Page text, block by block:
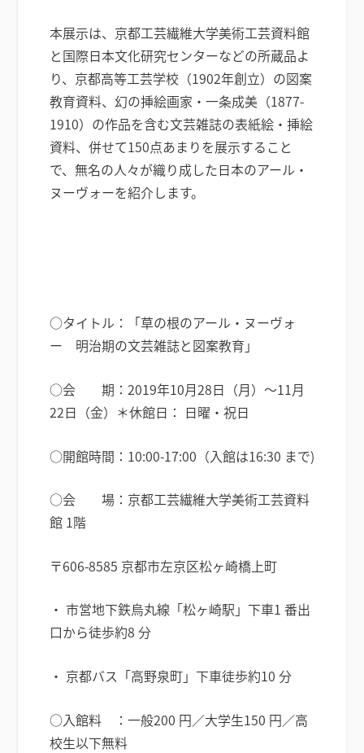
本展示は、京都工芸繊維大学美術工芸資料館
と国際日本文化研究センターなどの所蔵品よ
り、京都高等工芸学校（1902年創立）の図案
教育資料、幻の挿絵画家・一条成美（1877-
1910）の作品を含む文芸雑誌の表紙絵・挿絵
資料、併せて150点あまりを展示すること
で、無名の人々が織り成した日本のアール・
ヌーヴォーを紹介します。
○タイトル：「草の根のアール・ヌーヴォ
ー 明治期の文芸雑誌と図案教育」
○会 期：2019年10月28日（月）～11月
22日（金）＊休館日： 日曜・祝日
○開館時間：10:00-17:00（入館は16:30 まで)
○会 場：京都工芸繊維大学美術工芸資料
館 1階
〒606-8585 京都市左京区松ヶ崎橋上町
・ 市営地下鉄烏丸線「松ヶ崎駅」下車1 番出
口から徒歩約8 分
・ 京都バス「高野泉町」下車徒歩約10 分
○入館料 ：一般200 円／大学生150 円／高
校生以下無料